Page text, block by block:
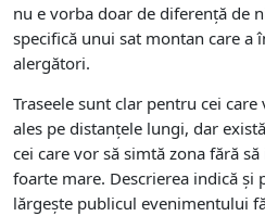
nu e vorba doar de diferență de
specifică unui sat montan care a
alergători.
Traseele sunt clar pentru cei
ales pe distanțele lungi, dar
cei care vor să simtă zona fără
foarte mare. Descrierea indică și
lărgește publicul evenimentului